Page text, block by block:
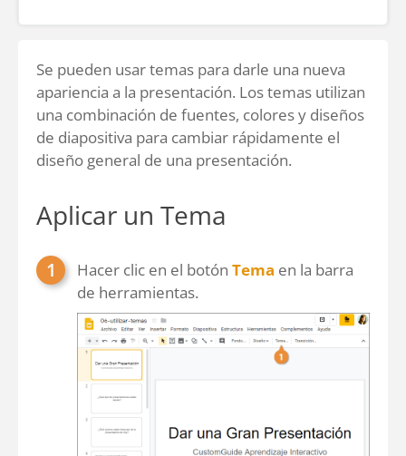
Se pueden usar temas para darle una nueva
apariencia a la presentación. Los temas utilizan
una combinación de fuentes, colores y diseños
de diapositiva para cambiar rápidamente el
diseño general de una presentación.
Aplicar un Tema
Hacer clic en el botón Tema en la barra
de herramientas.